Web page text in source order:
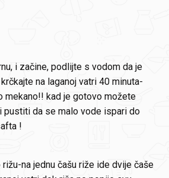
i začine, podlijte s vodom da je
na laganoj vatri 40 minuta-
mekano!! kad je gotovo možete
pustiti da se malo vode ispari do
!
na jednu čašu riže ide dvije čaše